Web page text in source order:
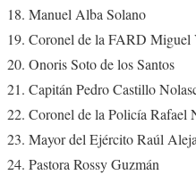
Manuel Alba Solano
Coronel de la FARD Miguel
Onoris Soto de los Santos
Capitán Pedro Castillo
Coronel de la Policía Rafael
Mayor del Ejército Raúl
Pastora Rossy Guzmán